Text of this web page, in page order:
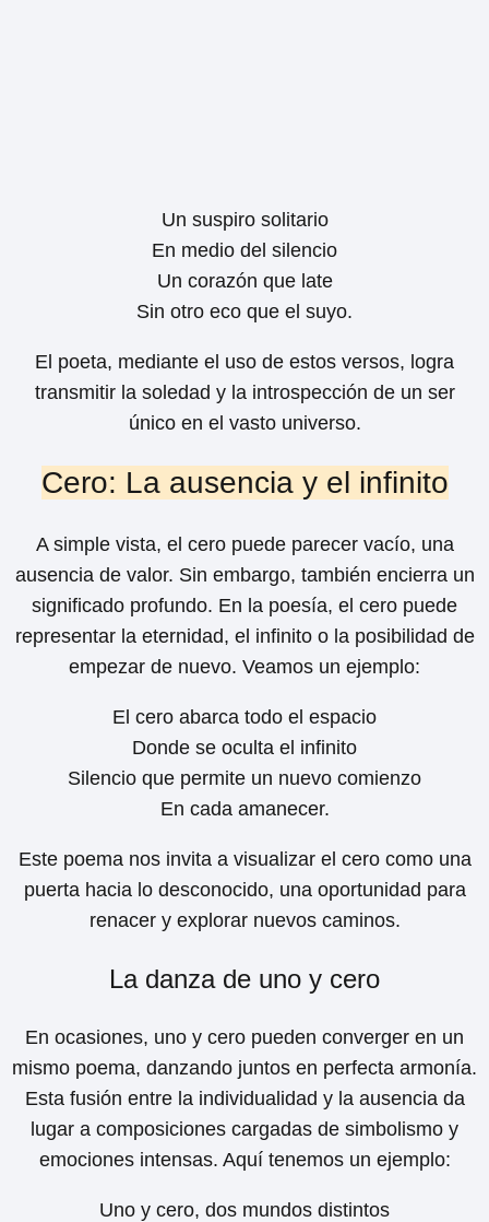
Un suspiro solitario
En medio del silencio
Un corazón que late
Sin otro eco que el suyo.
El poeta, mediante el uso de estos versos, logra
transmitir la soledad y la introspección de un ser
único en el vasto universo.
Cero: La ausencia y el infinito
A simple vista, el cero puede parecer vacío, una
ausencia de valor. Sin embargo, también encierra un
significado profundo. En la poesía, el cero puede
representar la eternidad, el infinito o la posibilidad de
empezar de nuevo. Veamos un ejemplo:
El cero abarca todo el espacio
Donde se oculta el infinito
Silencio que permite un nuevo comienzo
En cada amanecer.
Este poema nos invita a visualizar el cero como una
puerta hacia lo desconocido, una oportunidad para
renacer y explorar nuevos caminos.
La danza de uno y cero
En ocasiones, uno y cero pueden converger en un
mismo poema, danzando juntos en perfecta armonía.
Esta fusión entre la individualidad y la ausencia da
lugar a composiciones cargadas de simbolismo y
emociones intensas. Aquí tenemos un ejemplo:
Uno y cero, dos mundos distintos